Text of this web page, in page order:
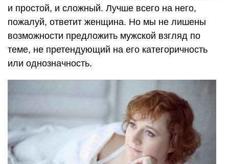
и простой, и сложный. Лучше всего на него,
пожалуй, ответит женщина. Но мы не лишены
возможности предложить мужской взгляд по
теме, не претендующий на его категоричность
или однозначность.